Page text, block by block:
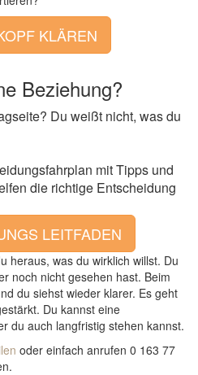
KLÄREN
Beziehung?
Du weißt nicht, was du
mit Tipps und
die richtige Entscheidung
LEITFADEN
heraus, was du wirklich willst. Du
noch nicht gesehen hast. Beim
du siehst wieder klarer. Es geht
Du kannst eine
du auch langfristig stehen kannst.
oder einfach anrufen 0 163 77